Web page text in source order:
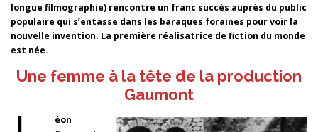
longue filmographie) rencontre un franc succès auprès du public
populaire qui s’entasse dans les baraques foraines pour voir la
nouvelle invention. La première réalisatrice de fiction du monde
est née.
Une femme à la tête de la production
Gaumont
éon